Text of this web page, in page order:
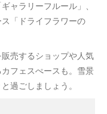
ャラリーフルール」、
「ドライフラワーの
売するショップや人気
フェスぺースも。雪景
過ごしましょう。